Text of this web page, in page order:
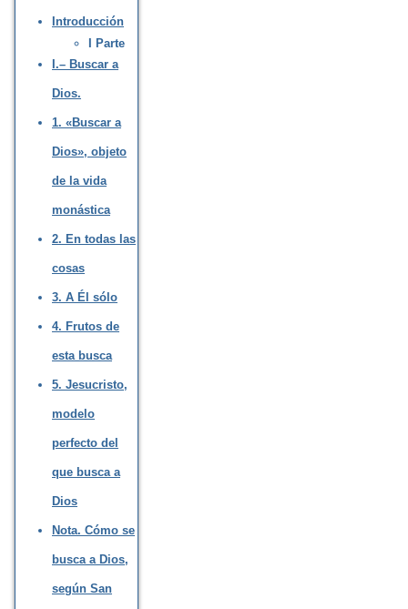
Introducción
I Parte
I.– Buscar a
Dios.
1. «Buscar a
Dios», objeto
de la vida
monástica
2. En todas las
cosas
3. A Él sólo
4. Frutos de
esta busca
5. Jesucristo,
modelo
perfecto del
que busca a
Dios
Nota. Cómo se
busca a Dios,
según San